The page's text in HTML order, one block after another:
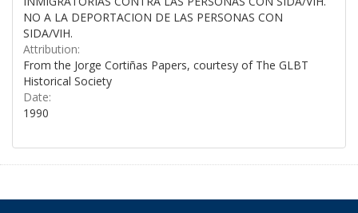
NO A LA DEPORTACION DE LAS PERSONAS CON
SIDA/VIH.
Attribution:
From the Jorge Cortiñas Papers, courtesy of The GLBT
Historical Society
Date:
1990